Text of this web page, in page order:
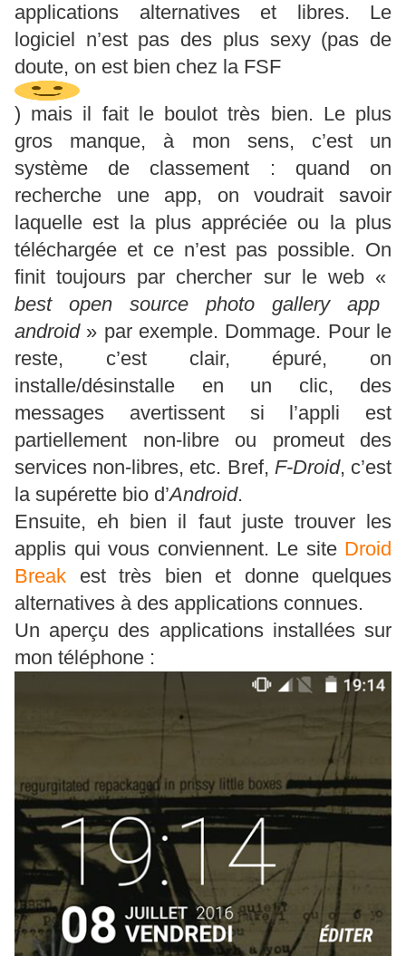
applications alternatives et libres. Le
logiciel n’est pas des plus sexy (pas de
doute, on est bien chez la FSF
) mais il fait le boulot très bien. Le plus
gros manque, à mon sens, c’est un
système de classement : quand on
recherche une app, on voudrait savoir
laquelle est la plus appréciée ou la plus
téléchargée et ce n’est pas possible. On
finit toujours par chercher sur le web «
best open source photo gallery app
android» par exemple. Dommage. Pour le
reste, c’est clair, épuré, on
installe/désinstalle en un clic, des
messages avertissent si l’appli est
partiellement non-libre ou promeut des
services non-libres, etc. Bref, F-Droid, c’est
la supérette bio d’Android.
Ensuite, eh bien il faut juste trouver les
applis qui vous conviennent. Le site Droid
Break est très bien et donne quelques
alternatives à des applications connues.
Un aperçu des applications installées sur
mon téléphone :